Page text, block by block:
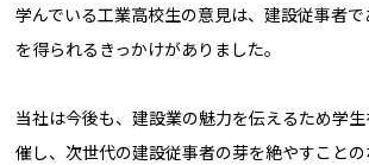
学んでいる工業高校生の意見は、建設従事者
を得られるきっかけがありました。
当社は今後も、建設業の魅力を伝えるため学
催し、次世代の建設従事者の芽を絶やすこと